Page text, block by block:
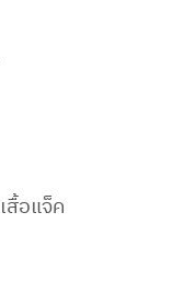
เสื้อแจ็ค